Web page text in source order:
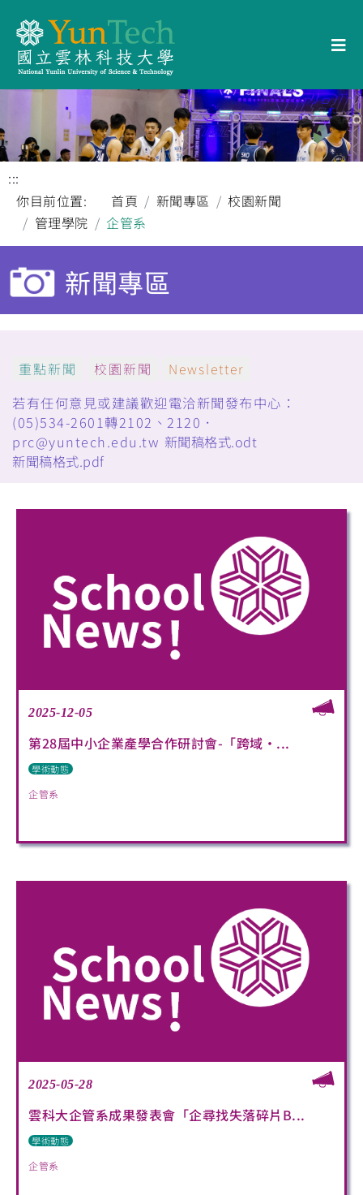
:::
你目前位置:
首頁 新聞專區
校園新聞
管理學院
企管系
新聞專區
重點新聞 校園新聞
Newsletter
若有任何意見或建議歡迎電洽新聞發布中心：
(05)534-2601轉2102、2120．
prc@yuntech.edu.tw 新聞稿格式.odt
新聞稿格式.pdf
2025-12-05
第28屆中小企業產學合作研討會-「跨域•...
學術動態
企管系
2025-05-28
雲科大企管系成果發表會「企尋找失落碎片B...
學術動態
企管系